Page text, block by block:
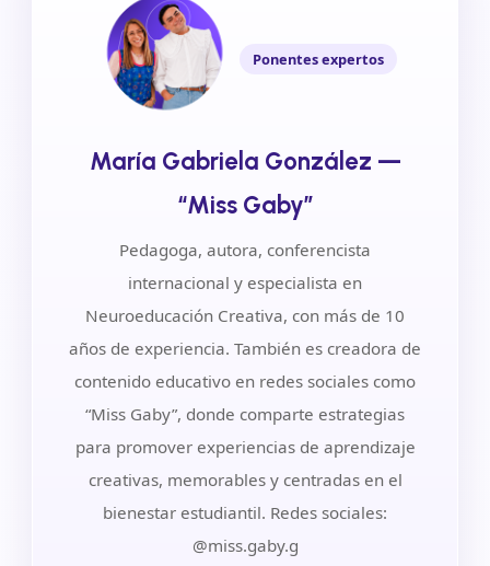
Ponentes expertos
María Gabriela González —
“Miss Gaby”
Pedagoga, autora, conferencista
internacional y especialista en
Neuroeducación Creativa, con más de 10
años de experiencia. También es creadora de
contenido educativo en redes sociales como
“Miss Gaby”, donde comparte estrategias
para promover experiencias de aprendizaje
creativas, memorables y centradas en el
bienestar estudiantil. Redes sociales:
@miss.gaby.g